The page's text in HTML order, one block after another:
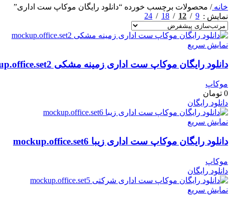
خانه/ محصولات برچسب خورده “دانلود رایگان موکاپ ست اداری”
نمایش
9
12
18
24
نمایش سریع
دانلود رایگان موکاپ ست اداری زمینه مشکی mockup.office.set2
موکاپ
0 تومان
دانلود رایگان
نمایش سریع
دانلود رایگان موکاپ ست اداری زیبا mockup.office.set6
موکاپ
دانلود رایگان
نمایش سریع